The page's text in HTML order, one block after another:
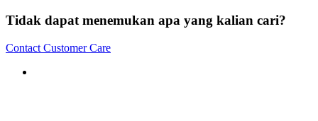
Tidak dapat menemukan apa yang kalian cari?
Contact Customer Care